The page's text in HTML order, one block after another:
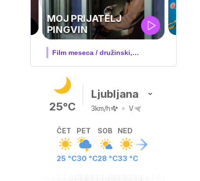
IQ 160
Nova hrvaška serija
25°C
Ljubljana
3km/h V
ČET
25 °C
PET
30 °C
SOB
28 °C
NED
33 °C